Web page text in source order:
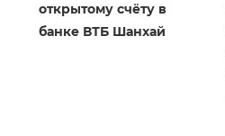
открытому счёту в
банке ВТБ Шанхай